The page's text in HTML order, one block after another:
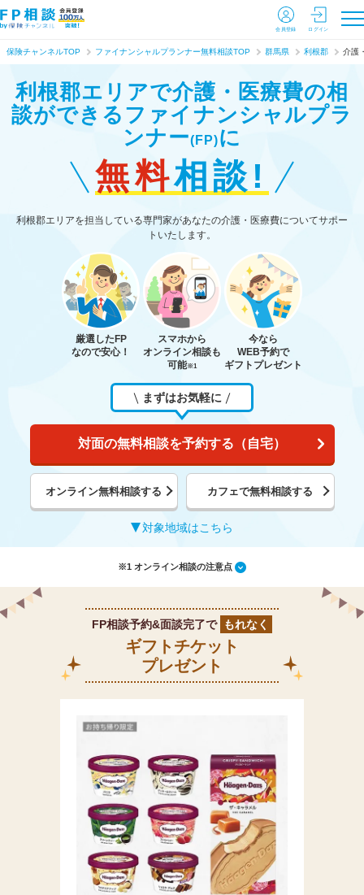
会員登録 ログイン
保険チャンネルTOP ファイナンシャルプランナー無料相談TOP 群馬県 利根郡 介護
利根郡エリアで介護・医療費の相
談ができる ファイナンシャルプラ
ンナー(FP)に
無料相談!
利根郡エリアを担当している専門家があなたの介護・医療費についてサポー
トいたします。
厳選したFP
なので安心！
スマホから
オンライン相談も
可能※1
今なら
WEB予約で
ギフトプレゼント
まずはお気軽に
対面の無料相談を予約する（自宅）
オンライン無料相談する カフェで無料相談する
対象地域はこちら
※1 オンライン相談の注意点
FP相談予約&面談完了で もれなく
ギフトチケット
プレゼント